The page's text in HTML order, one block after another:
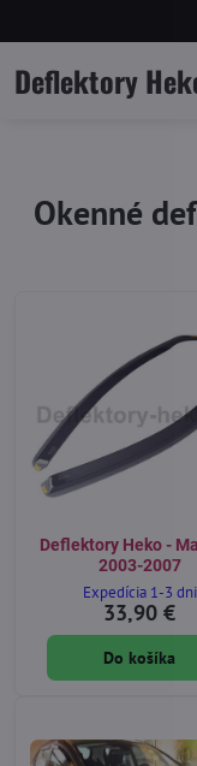
Deflektory
Okenné
Deflektory Heko -
2003-2007
Expedícia 1-3 dni
33,90 €
Do košíka